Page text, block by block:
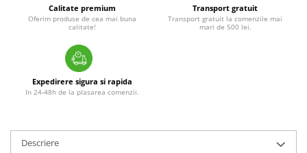
Calitate premium
Oferim produse de cea mai buna
calitate!
Transport gratuit
Transport gratuit la comenzile mai
mari de 500 lei.
Expedirere sigura si rapida
In 24-48h de la plasarea comenzii.
Descriere